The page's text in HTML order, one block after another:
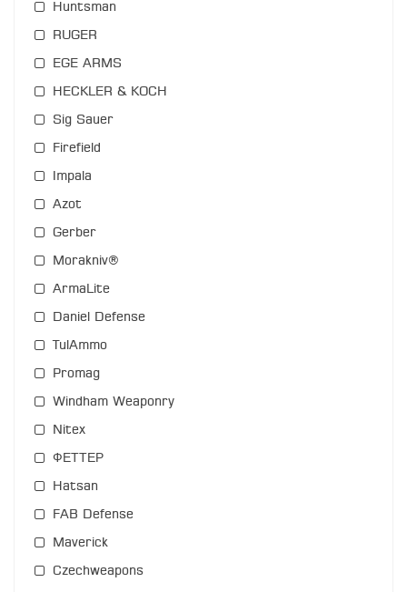
Huntsman
RUGER
EGE ARMS
HECKLER & KOCH
Sig Sauer
Firefield
Impala
Azot
Gerber
Morakniv®
ArmaLite
Daniel Defense
TulAmmo
Promag
Windham Weaponry
Nitex
ФЕТТЕР
Hatsan
FAB Defense
Maverick
Czechweapons